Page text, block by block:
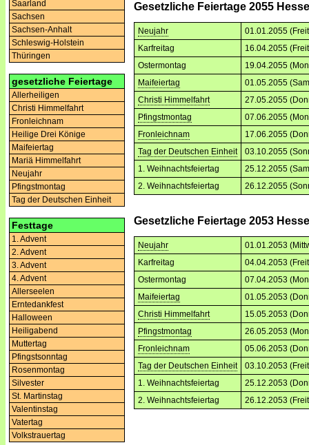
Saarland
Sachsen
Sachsen-Anhalt
Schleswig-Holstein
Thüringen
gesetzliche Feiertage
Allerheiligen
Christi Himmelfahrt
Fronleichnam
Heilige Drei Könige
Maifeiertag
Mariä Himmelfahrt
Neujahr
Pfingstmontag
Tag der Deutschen Einheit
Festtage
1. Advent
2. Advent
3. Advent
4. Advent
Allerseelen
Erntedankfest
Halloween
Heiligabend
Muttertag
Pfingstsonntag
Rosenmontag
Silvester
St. Martinstag
Valentinstag
Vatertag
Volkstrauertag
Gesetzliche Feiertage 2055
Neujahr
01.01.2055
Karfreitag
16.04.2055
Ostermontag
19.04.2055
Maifeiertag
01.05.2055
Christi Himmelfahrt
27.05.2055
Pfingstmontag
07.06.2055
Fronleichnam
17.06.2055
Tag der Deutschen Einheit
03.10.2055
1. Weihnachtsfeiertag
25.12.2055
2. Weihnachtsfeiertag
26.12.2055
Gesetzliche Feiertage 2053
Neujahr
01.01.2053
Karfreitag
04.04.2053
Ostermontag
07.04.2053
Maifeiertag
01.05.2053
Christi Himmelfahrt
15.05.2053
Pfingstmontag
26.05.2053
Fronleichnam
05.06.2053
Tag der Deutschen Einheit
03.10.2053
1. Weihnachtsfeiertag
25.12.2053
2. Weihnachtsfeiertag
26.12.2053